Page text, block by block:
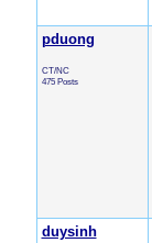
pduong
CT/NC
475 Posts
duysinh